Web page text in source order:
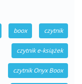
boox czytnik
czytnik e-książek
czytnik Onyx Boox